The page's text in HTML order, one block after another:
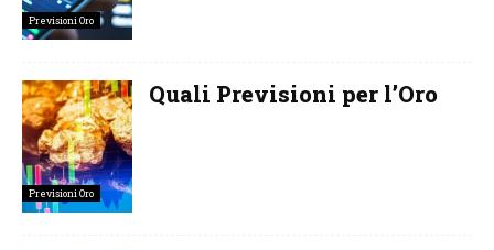
Previsioni Oro
Previsioni Oro
Quali Previsioni per l’Oro